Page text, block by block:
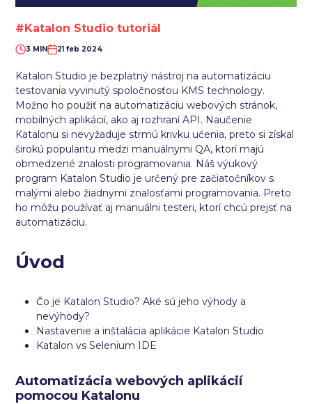
#Katalon Studio tutoriál
3 MIN 21 feb 2024
Katalon Studio je bezplatný nástroj na automatizáciu
testovania vyvinutý spoločnosťou KMS technology.
Možno ho použiť na automatizáciu webových stránok,
mobilných aplikácií, ako aj rozhraní API. Naučenie
Katalonu si nevyžaduje strmú krivku učenia, preto si získal
širokú popularitu medzi manuálnymi QA, ktorí majú
obmedzené znalosti programovania. Náš výukový
program Katalon Studio je určený pre začiatočníkov s
malými alebo žiadnymi znalosťami programovania. Preto
ho môžu používať aj manuálni testeri, ktorí chcú prejsť na
automatizáciu.
Úvod
Čo je Katalon Studio? Aké sú jeho výhody a
nevýhody?
Nastavenie a inštalácia aplikácie Katalon Studio
Katalon vs Selenium IDE
Automatizácia webových aplikácií
pomocou Katalonu